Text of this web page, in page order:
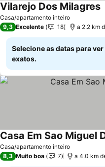
Casa/apartamento inteiro
Vilarejo Dos Milagres
9,3 Excelente 18 a 2.2 km
Selecione as datas para
exatos.
Casa/apartamento inteiro
Casa Em Sao Miguel
8,3 Muito boa 7 a 4.0 km